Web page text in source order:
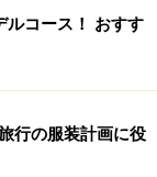
ルコース！ おすす
行の服装計画に役